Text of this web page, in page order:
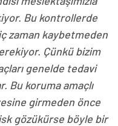
Bu kontrollerde
zaman kaybetmeden
Çünkü bizim
genelde tedavi
Bu koruma amaçlı
girmeden önce
gözükürse böyle bir